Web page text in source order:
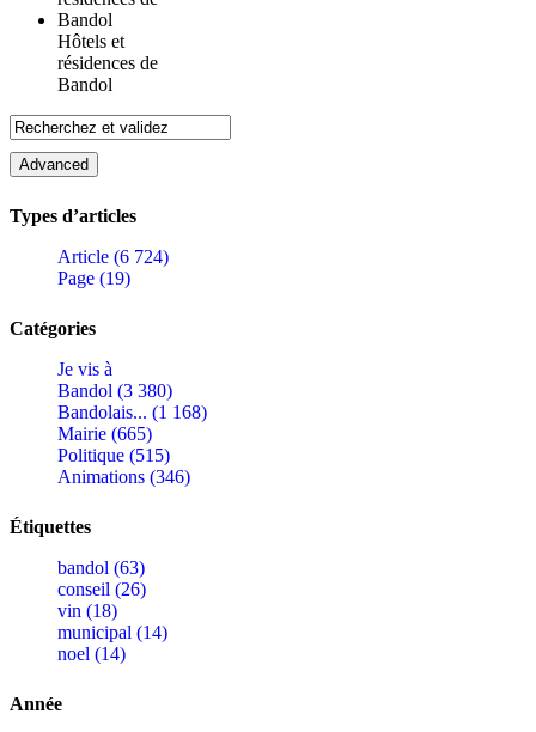
Hôtels et
résidences de
Bandol
Types d’articles
Article (6 724)
Page (19)
Catégories
Je vis à
Bandol (3 380)
Bandolais... (1 168)
Mairie (665)
Politique (515)
Animations (346)
Étiquettes
bandol (63)
conseil (26)
vin (18)
municipal (14)
noel (14)
Année